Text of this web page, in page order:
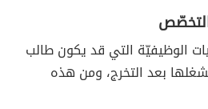
الوظيفيّة التي قد يكون طالب
بعد التخرج، ومن هذه